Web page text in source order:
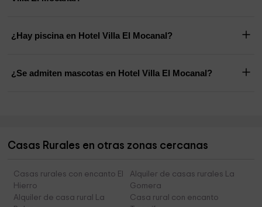
¿Hay piscina en Hotel Villa El Mocanal?
¿Se admiten mascotas en Hotel Villa El Mocanal?
Casas Rurales en otras zonas cercanas
Casas rurales con encanto El
Hierro
Alquiler de casas rurales La
Gomera
Alquiler de casa rural La
Casa rural con encanto